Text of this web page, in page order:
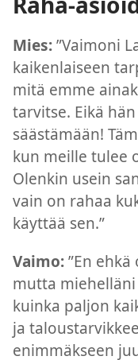
Mies:”Vaimoni
kaikenlaiseen
mitä emme
tarvitse. Eikä
säästämään!
kun meille tulee
Olenkin usein
vain on rahaa
käyttää sen.”
Vaimo:”En
mutta
kuinka paljon
ja
enimmäkseen